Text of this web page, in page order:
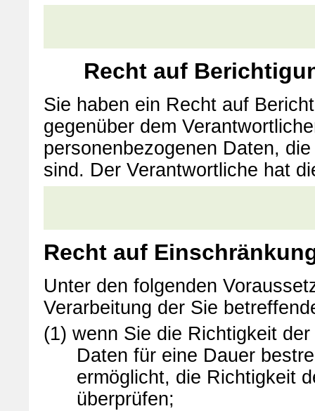
Recht auf
Sie haben ein Recht auf
gegenüber dem
personenbezogenen Daten,
sind. Der Verantwortliche hat
Recht auf
Unter den folgenden
Verarbeitung der Sie
(1) wenn Sie die Richtigkeit
Daten für eine Dauer
ermöglicht, die Richtigkeit
überprüfen;